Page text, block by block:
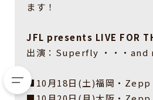
ます！
JFL presents LIVE FOR
出演：Superfly ・・・and
■10月18日(土)福岡・Zepp